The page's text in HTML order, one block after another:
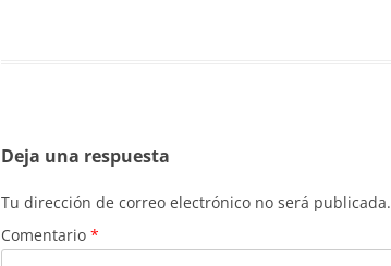
Deja una respuesta
Tu dirección de correo electrónico no será publicada.
Comentario *